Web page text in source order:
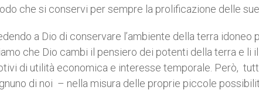
che si conservi per sempre la prolificazione delle
a Dio di conservare l’ambiente della terra idoneo
che Dio cambi il pensiero dei potenti della terra e li
di utilità economica e interesse temporale. Però,
di noi – nella misura delle proprie piccole